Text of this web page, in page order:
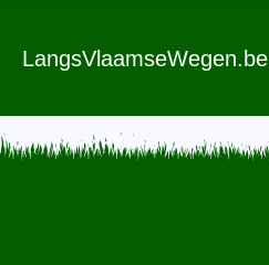
LangsVlaamseWegen.be